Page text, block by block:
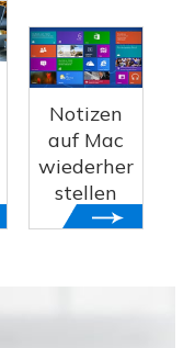
Notizen
auf Mac
wiederher
stellen